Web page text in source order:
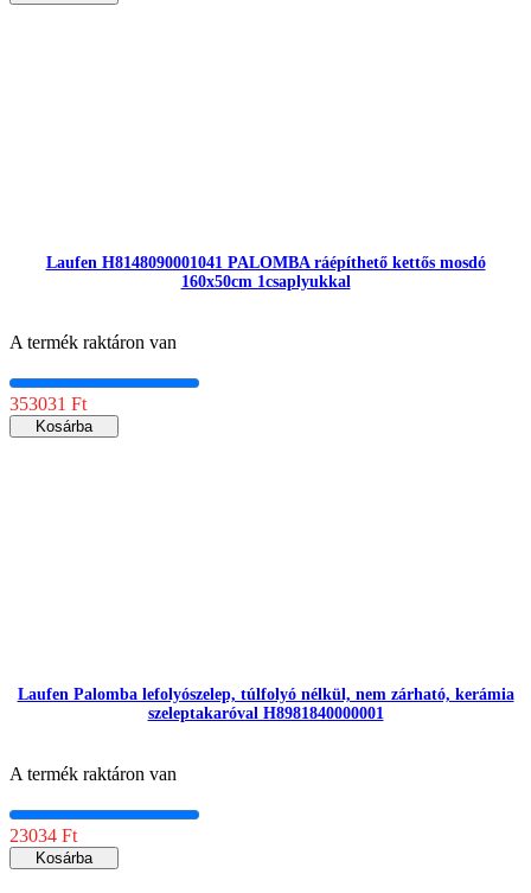
Laufen H8148090001041 PALOMBA ráépíthető kettős mosdó
160x50cm 1csaplyukkal
A termék raktáron van
353031 Ft
Kosárba
Laufen Palomba lefolyószelep, túlfolyó nélkül, nem zárható, kerámia
szeleptakaróval H8981840000001
A termék raktáron van
23034 Ft
Kosárba